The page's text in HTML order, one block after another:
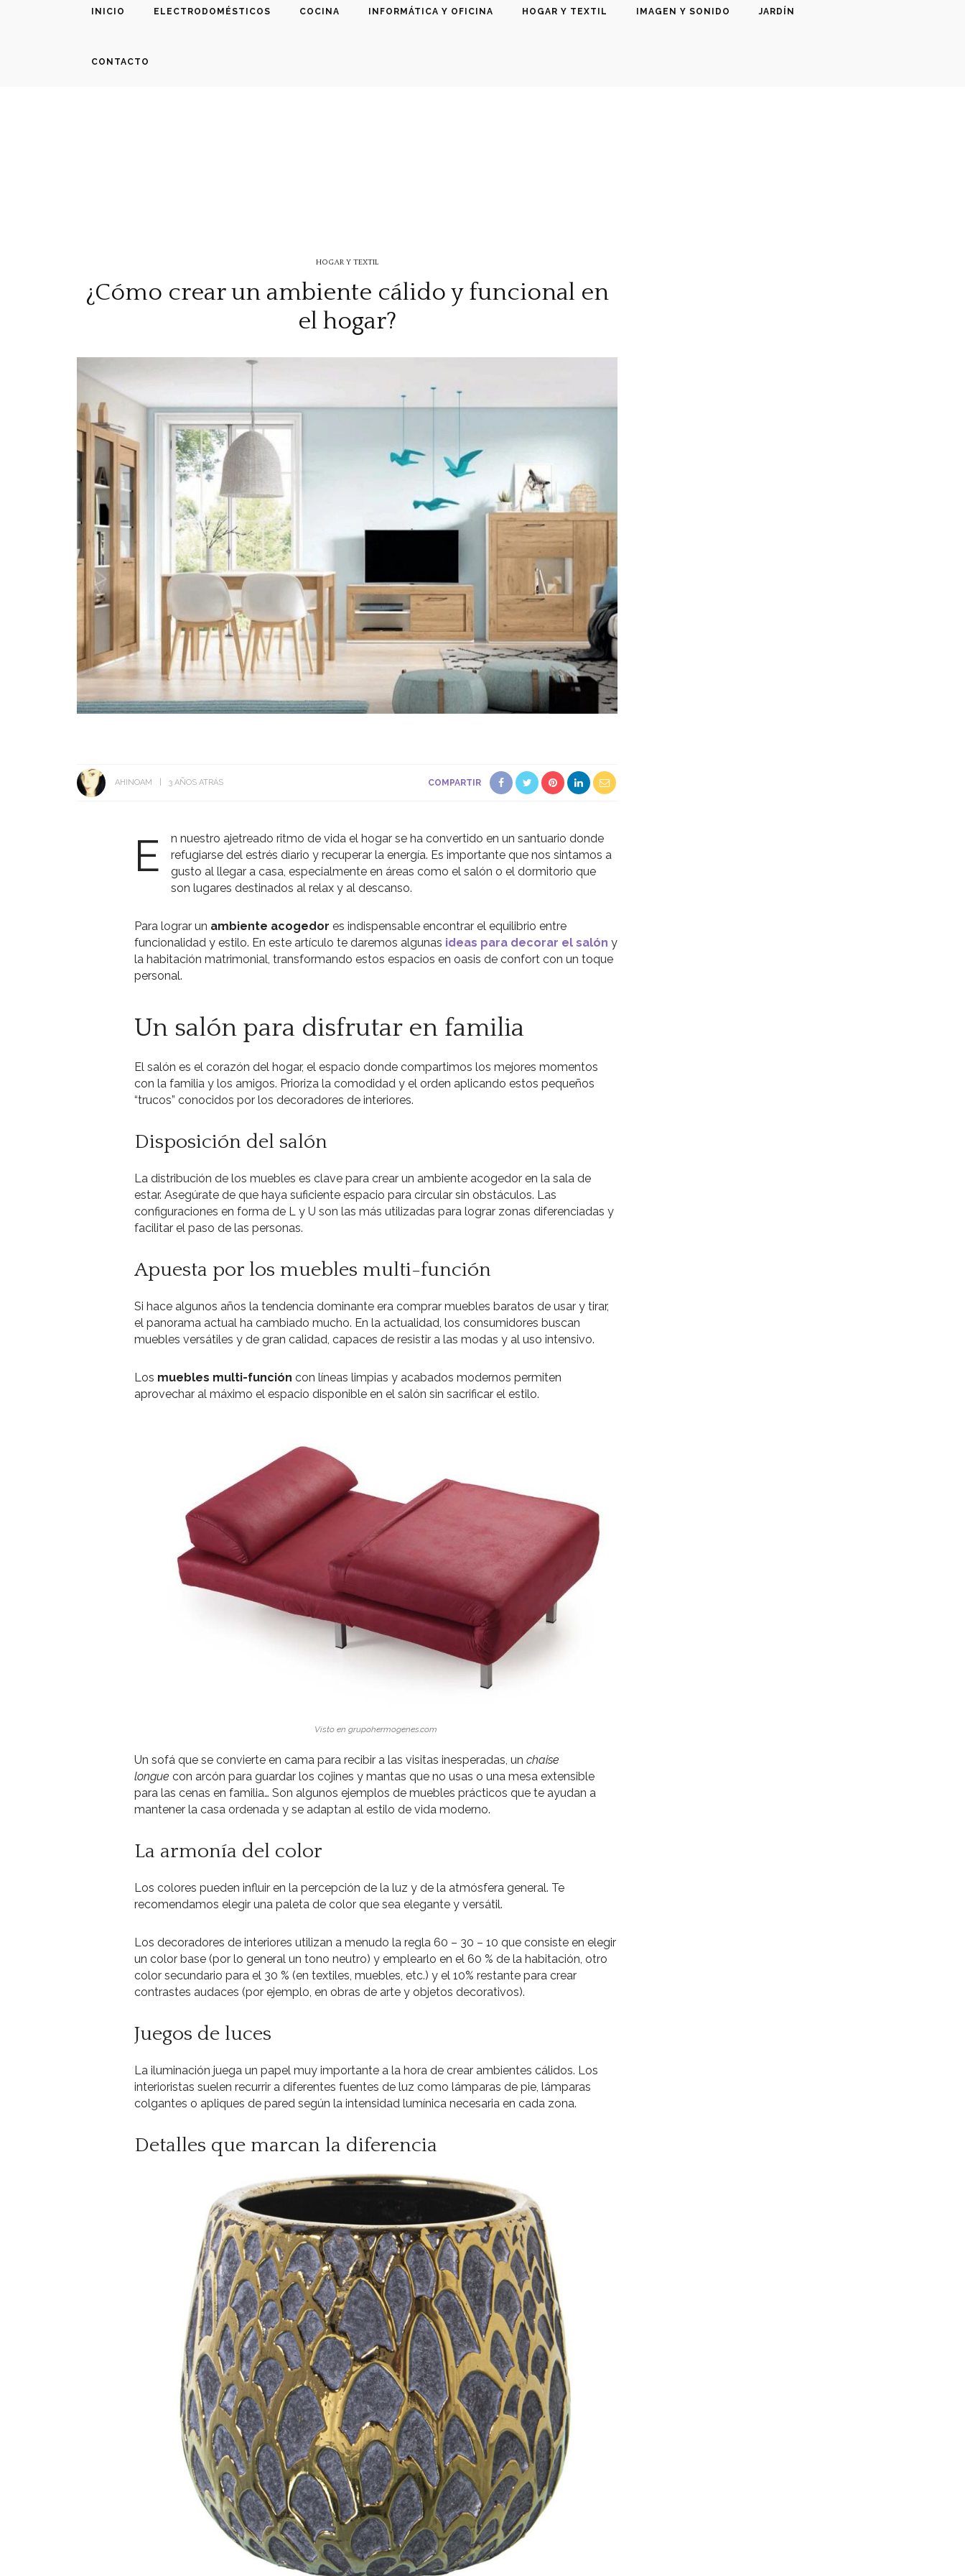
INICIO ELECTRODOMÉSTICOS COCINA INFORMÁTICA Y OFICINA HOGAR Y TEXTIL IMAGEN Y SONIDO JARDÍN
CONTACTO
HOGAR Y TEXTIL
¿Cómo crear un ambiente cálido y funcional en
el hogar?
AHINOAM 3 AÑOS ATRÁS COMPARTIR
E
n nuestro ajetreado ritmo de vida el hogar se ha convertido en un santuario donde
refugiarse del estrés diario y recuperar la energía. Es importante que nos sintamos a
gusto al llegar a casa, especialmente en áreas como el salón o el dormitorio que
son lugares destinados al relax y al descanso.
Para lograr un ambiente acogedor es indispensable encontrar el equilibrio entre
funcionalidad y estilo. En este artículo te daremos algunas ideas para decorar el salón y
la habitación matrimonial, transformando estos espacios en oasis de confort con un toque
personal.
Un salón para disfrutar en familia
El salón es el corazón del hogar, el espacio donde compartimos los mejores momentos
con la familia y los amigos. Prioriza la comodidad y el orden aplicando estos pequeños
“trucos” conocidos por los decoradores de interiores.
Disposición del salón
La distribución de los muebles es clave para crear un ambiente acogedor en la sala de
estar. Asegúrate de que haya suficiente espacio para circular sin obstáculos. Las
configuraciones en forma de L y U son las más utilizadas para lograr zonas diferenciadas y
facilitar el paso de las personas.
Apuesta por los muebles multi-función
Si hace algunos años la tendencia dominante era comprar muebles baratos de usar y tirar,
el panorama actual ha cambiado mucho. En la actualidad, los consumidores buscan
muebles versátiles y de gran calidad, capaces de resistir a las modas y al uso intensivo.
Los muebles multi-función con líneas limpias y acabados modernos permiten
aprovechar al máximo el espacio disponible en el salón sin sacrificar el estilo.
Visto en grupohermogenes.com
Un sofá que se convierte en cama para recibir a las visitas inesperadas, un chaise
longue con arcón para guardar los cojines y mantas que no usas o una mesa extensible
para las cenas en familia… Son algunos ejemplos de muebles prácticos que te ayudan a
mantener la casa ordenada y se adaptan al estilo de vida moderno.
La armonía del color
Los colores pueden influir en la percepción de la luz y de la atmósfera general. Te
recomendamos elegir una paleta de color que sea elegante y versátil.
Los decoradores de interiores utilizan a menudo la regla 60 – 30 – 10 que consiste en elegir
un color base (por lo general un tono neutro) y emplearlo en el 60 % de la habitación, otro
color secundario para el 30 % (en textiles, muebles, etc.) y el 10% restante para crear
contrastes audaces (por ejemplo, en obras de arte y objetos decorativos).
Juegos de luces
La iluminación juega un papel muy importante a la hora de crear ambientes cálidos. Los
interioristas suelen recurrir a diferentes fuentes de luz como lámparas de pie, lámparas
colgantes o apliques de pared según la intensidad lumínica necesaria en cada zona.
Detalles que marcan la diferencia